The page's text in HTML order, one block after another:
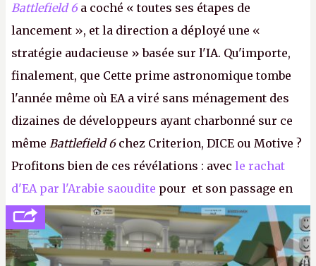
Battlefield 6 a coché « toutes ses étapes de
lancement », et la direction a déployé une «
stratégie audacieuse » basée sur l'IA. Qu'importe,
finalement, que Cette prime astronomique tombe
l'année même où EA a viré sans ménagement des
dizaines de développeurs ayant charbonné sur ce
même Battlefield 6chez Criterion, DICE ou Motive ?
Profitons bien de ces révélations : avec le rachat
d'EA par l'Arabie saoudite pour et son passage en
société privée, l'éditeur n'aura bientôt plus
l'obligation de publier ses bilans. Encore une
victoire pour la transparence.P.